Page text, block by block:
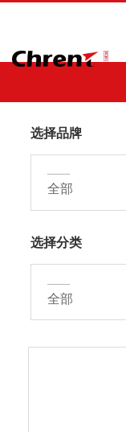
选择品牌
——
全部
选择分类
——
全部